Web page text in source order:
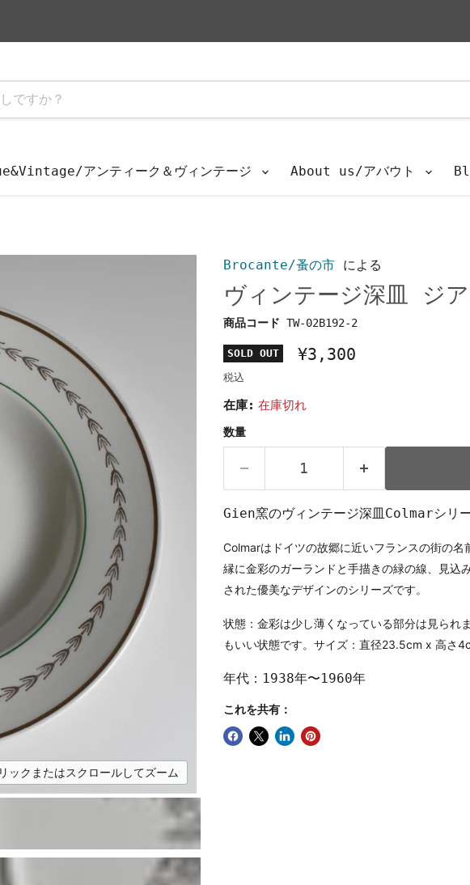
アンティーク＆ヴィンテージ About us/アバウト
ックまたはスクロールしてズーム
Brocante/蚤の市による
ヴィンテージ深皿 ジ
商品コード TW-02B192-2
SOLD OUT ¥3,300
税込
在庫: 在庫切れ
数量
Gien窯のヴィンテージ深皿Colmarシリー
Colmarはドイツの故郷に近いフランスの街の名
縁に金彩のガーランドと手描きの緑の線、見込
された優美なデザインのシリーズです。
状態：金彩は少し薄くなっている部分は見られ
もいい状態です。 サイズ：直径23.5cm x 高さ
年代：1938年〜1960年
これを共有：